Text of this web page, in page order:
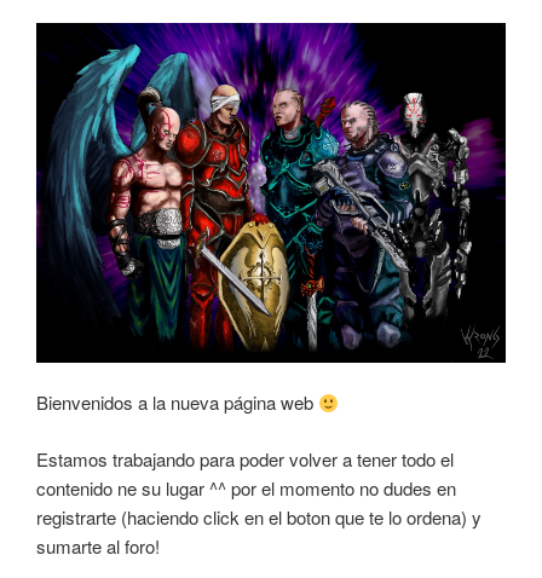
Bienvenidos a la nueva página web
Estamos trabajando para poder volver a tener todo el
contenido ne su lugar ^^ por el momento no dudes en
registrarte (haciendo click en el boton que te lo ordena) y
sumarte al foro!